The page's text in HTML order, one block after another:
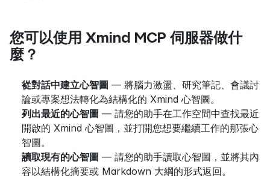
您可以使用 Xmind MCP 伺服器做什
麼？
從對話中建立心智圖 — 將腦力激盪、研究筆記、會議討
論或專案想法轉化為結構化的 Xmind 心智圖。
列出最近的心智圖 — 請您的助手在工作空間中查找最近
開啟的 Xmind 心智圖，並打開您想要繼續工作的那張心
智圖。
讀取現有的心智圖 — 請您的助手讀取心智圖，並將其內
容以結構化摘要或 Markdown 大綱的形式返回。